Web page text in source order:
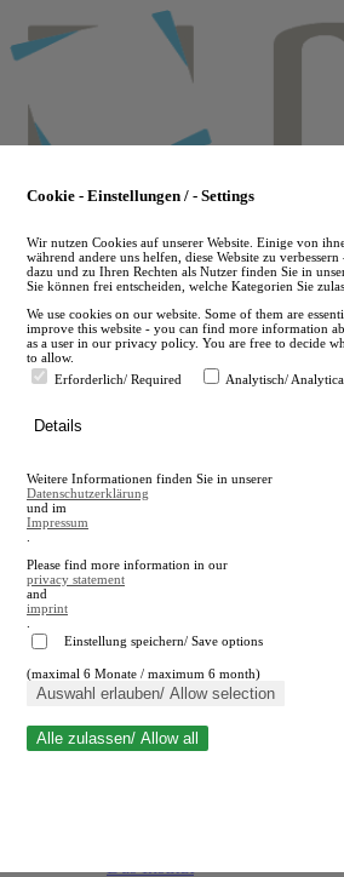
to
main
en
A
A
Suche schließen
Cookie - Einstellungen / - Settings
Wir nutzen Cookies auf unserer Website. Einige von
während andere uns helfen, diese Website zu
dazu und zu Ihren Rechten als Nutzer finden Sie in
Sie können frei entscheiden, welche Kategorien Sie
We use cookies on our website. Some of them are
improve this website - you can find more information
as a user in our privacy policy. You are free to decide
to allow.
Erforderlich/ Required
Analytisch/
Details
Weitere Informationen finden Sie in unserer
Datenschutzerklärung
und im
Impressum
Please find more information in our
privacy statement
and
imprint
Einstellung speichern/ Save options
(maximal 6 Monate / maximum 6 month)
Auswahl erlauben/ Allow selection
Alle zulassen/ Allow all